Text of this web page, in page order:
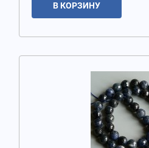
В КОРЗИНУ